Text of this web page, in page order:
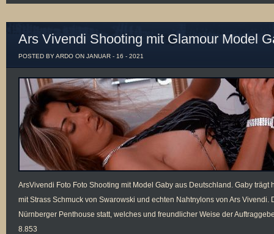
Ars Vivendi Shooting mit Glamour Model
POSTED BY ARDO ON JANUAR - 16 - 2021
ArsVivendi Foto Foto Shooting mit Model Gaby aus Deutschland. Gaby
mit Strass Schmuck von Swarowski und echten Nahtnylons von Ars
Nürnberger Penthouse statt, welches und freundlicher Weise der
8.853